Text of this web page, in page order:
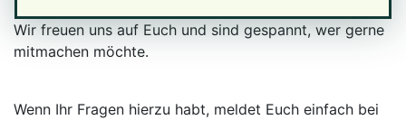
Wir freuen uns auf Euch und sind gespannt, wer gerne
mitmachen möchte.
Wenn Ihr Fragen hierzu habt, meldet Euch einfach bei